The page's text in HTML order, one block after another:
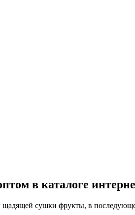
в каталоге
сушки фрукты, в